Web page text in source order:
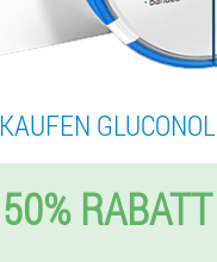
KAUFEN GLUCONOL
50% RABATT